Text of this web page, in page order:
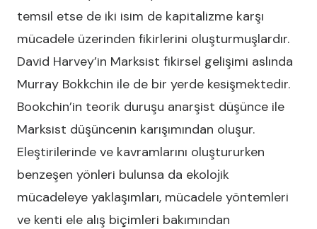
temsil etse de iki isim de kapitalizme karşı
mücadele üzerinden fikirlerini oluşturmuşlardır.
David Harvey’in Marksist fikirsel gelişimi aslında
Murray Bokkchin ile de bir yerde kesişmektedir.
Bookchin’in teorik duruşu anarşist düşünce ile
Marksist düşüncenin karışımından oluşur.
Eleştirilerinde ve kavramlarını oluştururken
benzeşen yönleri bulunsa da ekolojik
mücadeleye yaklaşımları, mücadele yöntemleri
ve kenti ele alış biçimleri bakımından